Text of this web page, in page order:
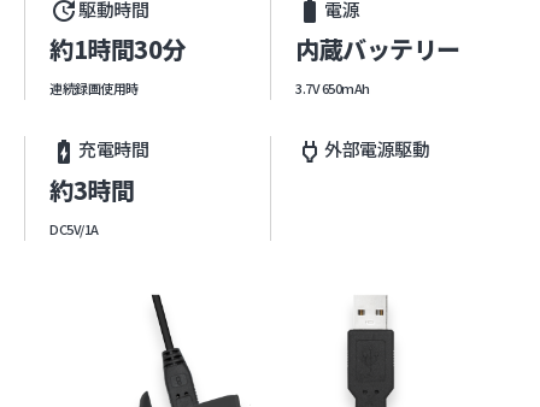
update駆動時間
約1時間30分
連続録画使用時
battery_std 電源
内蔵バッテリー
3.7V 650mAh
battery_charging_full 充電時間
約3時間
DC5V/1A
power 外部電源駆動